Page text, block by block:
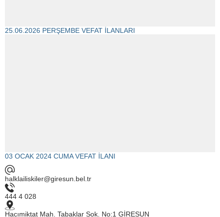
25.06.2026 PERŞEMBE VEFAT İLANLARI
03 OCAK 2024 CUMA VEFAT İLANI
halklailiskiler@giresun.bel.tr
444 4 028
Hacımiktat Mah. Tabaklar Sok. No:1 GİRESUN